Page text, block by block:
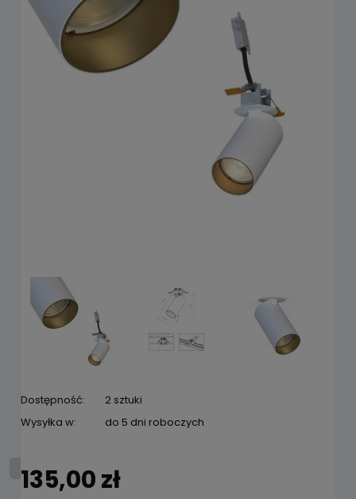
Dostępność:
2 sztuki
Wysyłka w:
do 5 dni roboczych
135,00 zł